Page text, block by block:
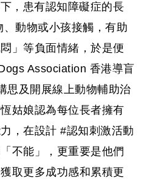
，患有認知障礙症的長
動物或小孩接觸，有助
」等負面情緒，於是便
Association 香港導盲
思及開展線上動物輔助治
姑娘認為每位長者擁有
，在設計 #認知刺激活動
不能」，更重要是他們
取更多成功感和累積更